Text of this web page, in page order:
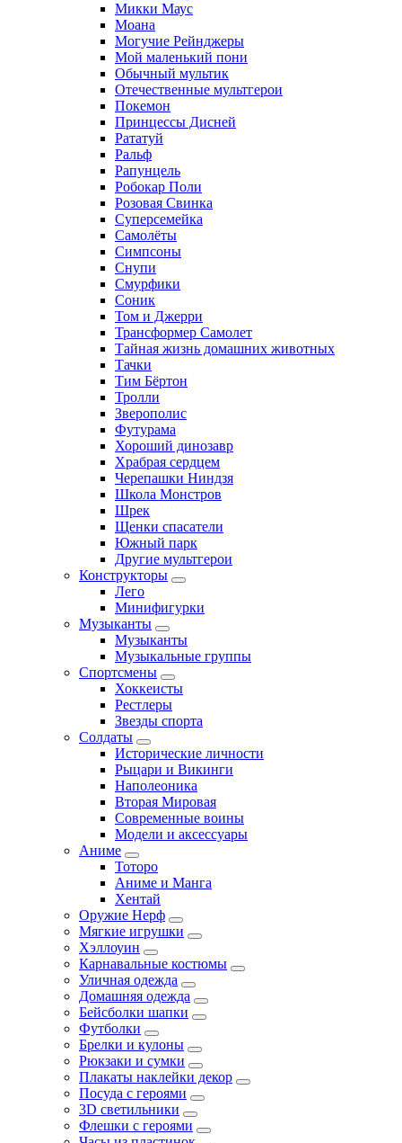
Микки Маус
Моана
Могучие Рейнджеры
Мой маленький пони
Обычный мультик
Отечественные мультгерои
Покемон
Принцессы Дисней
Рататуй
Ральф
Рапунцель
Робокар Поли
Розовая Свинка
Суперсемейка
Самолёты
Симпсоны
Снупи
Смурфики
Соник
Том и Джерри
Трансформер Самолет
Тайная жизнь домашних животных
Тачки
Тим Бёртон
Тролли
Зверополис
Футурама
Хороший динозавр
Храбрая сердцем
Черепашки Ниндзя
Школа Монстров
Шрек
Щенки спасатели
Южный парк
Другие мультгерои
Конструкторы
Лего
Минифигурки
Музыканты
Музыканты
Музыкальные группы
Спортсмены
Хоккеисты
Рестлеры
Звезды спорта
Солдаты
Исторические личности
Рыцари и Викинги
Наполеоника
Вторая Мировая
Современные воины
Модели и аксессуары
Аниме
Тоторо
Аниме и Манга
Хентай
Оружие Нерф
Мягкие игрушки
Хэллоуин
Карнавальные костюмы
Уличная одежда
Домашняя одежда
Бейсболки шапки
Футболки
Брелки и кулоны
Рюкзаки и сумки
Плакаты наклейки декор
Посуда с героями
3D светильники
Флешки с героями